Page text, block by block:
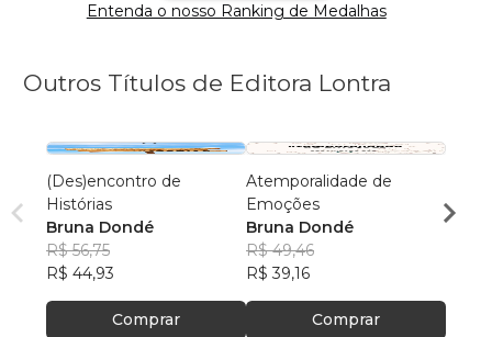
Entenda o nosso Ranking de Medalhas
Outros Títulos de Editora Lontra
(Des)encontro de
Histórias
Bruna Dondé
R$ 56,75
R$ 44,93
Comprar
Atemporalidade de
Emoções
Bruna Dondé
R$ 49,46
R$ 39,16
Comprar
R$